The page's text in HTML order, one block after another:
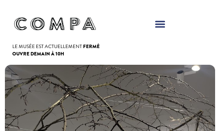
LE MUSÉE EST ACTUELLEMENTFERMÉ
OUVRE DEMAIN À 10H